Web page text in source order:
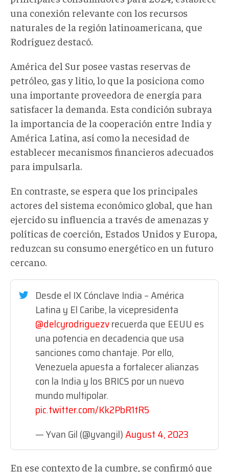
una conexión relevante con los recursos
naturales de la región latinoamericana, que
Rodríguez destacó.
América del Sur posee vastas reservas de
petróleo, gas y litio, lo que la posiciona como
una importante proveedora de energía para
satisfacer la demanda. Esta condición subraya
la importancia de la cooperación entre India y
América Latina, así como la necesidad de
establecer mecanismos financieros adecuados
para impulsarla.
En contraste, se espera que los principales
actores del sistema económico global, que han
ejercido su influencia a través de amenazas y
políticas de coerción, Estados Unidos y Europa,
reduzcan su consumo energético en un futuro
cercano.
Desde el IX Cónclave India – América
Latina y El Caribe, la vicepresidenta
@delcyrodriguezvrecuerda que EEUU es
una potencia en decadencia que usa
sanciones como chantaje. Por ello,
Venezuela apuesta a fortalecer alianzas
con la India y los BRICS por un nuevo
mundo multipolar.
pic.twitter.com/Kk2PbR1tR5
— Yvan Gil (@yvangil)August 4, 2023
En ese contexto de la cumbre, se confirmó que